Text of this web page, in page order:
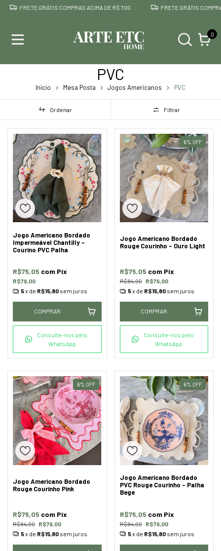
GRÁTIS COMPRAS ACIMA DE R$ 700 FRETE GRÁTIS COMPRAS
0
PVC
Início Mesa Posta Jogos Americanos PVC
Ordenar Filtrar
Jogo Americano Bordado
Impermeável Chantilly -
Courino PVC Palha
R$79,00
R$75,05 com Pix
5x de R$15,80 sem juros
COMPRAR
Consulte-nos pelo
WhatsApp
6% OFF
Jogo Americano Bordado
Rouge Courinho - Ouro Light
R$84,00 R$79,00
R$75,05 com Pix
5x de R$15,80 sem juros
COMPRAR
Consulte-nos pelo
WhatsApp
6% OFF
Jogo Americano Bordado
Rouge Courinho Pink
R$84,00 R$79,00
R$75,05 com Pix
5x de R$15,80 sem juros
6% OFF
Jogo Americano Bordado
PVC Rouge Courinho - Palha
Bege
R$84,00 R$79,00
R$75,05 com Pix
5x de R$15,80 sem juros